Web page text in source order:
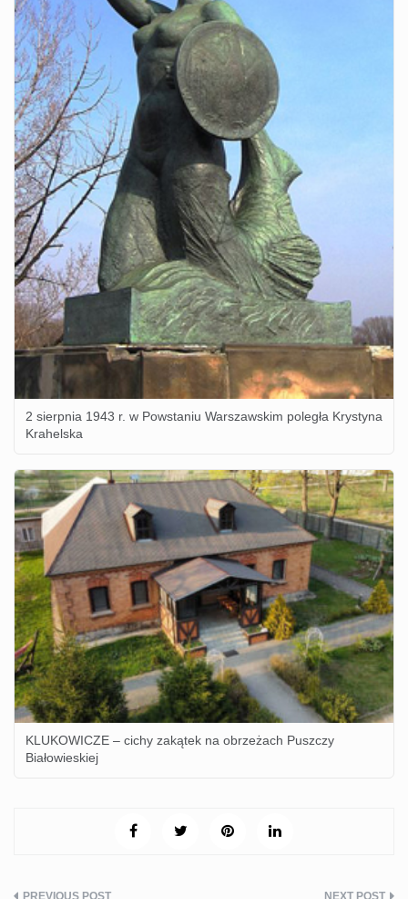
2 sierpnia 1943 r. w Powstaniu Warszawskim poległa Krystyna
Krahelska
KLUKOWICZE – cichy zakątek na obrzeżach Puszczy
Białowieskiej